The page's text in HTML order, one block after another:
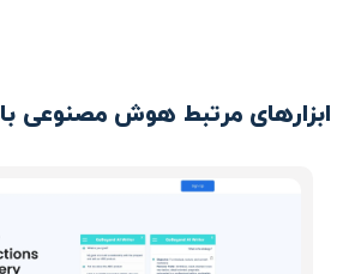
ابزارهای مرتبط هوش مصنوعی با Mavy